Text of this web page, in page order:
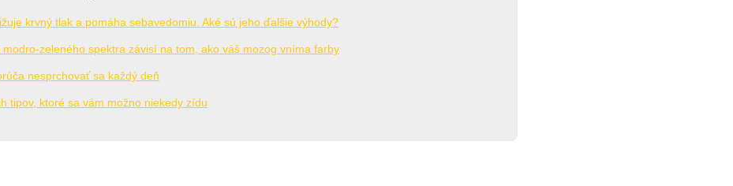
krvný tlak a pomáha sebavedomiu. Aké sú jeho ďalšie výhody?
modro-zeleného spektra závisí na tom, ako váš mozog vníma farby
nesprchovať sa každý deň
tipov, ktoré sa vám možno niekedy zídu